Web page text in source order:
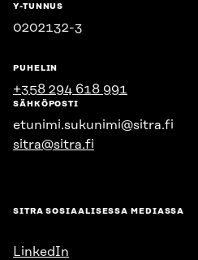
Y-TUNNUS
0202132-3
PUHELIN
+358 294 618 991
SÄHKÖPOSTI
etunimi.sukunimi@sitra.fi
sitra@sitra.fi
SITRA SOSIAALISESSA MEDIASSA
LinkedIn